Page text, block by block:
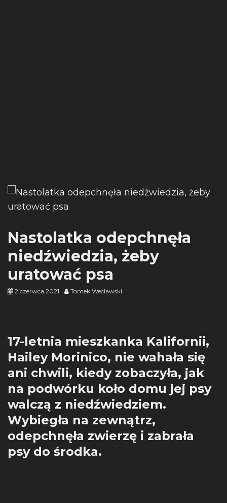
Nastolatka odepchnęła
niedźwiedzia, żeby
uratować psa
2 czerwca 2021 Tomek Weclawski
17-letnia mieszkanka Kalifornii,
Hailey Morinico, nie wahała się
ani chwili, kiedy zobaczyła, jak
na podwórku koło domu jej psy
walczą z niedźwiedziem.
Wybiegła na zewnątrz,
odepchnęła zwierzę i zabrała
psy do środka.